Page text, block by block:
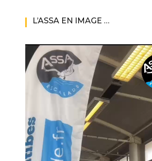
L’ASSA EN IMAGE …
Lecteur
vidéo